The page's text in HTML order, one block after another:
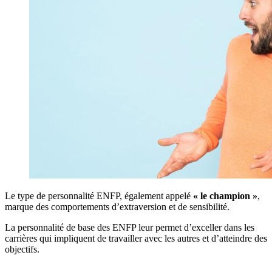
Le type de personnalité ENFP, également appelé « le champion »,
marque des comportements d’extraversion et de sensibilité.
La personnalité de base des ENFP leur permet d’exceller dans les
carrières qui impliquent de travailler avec les autres et d’atteindre des
objectifs.